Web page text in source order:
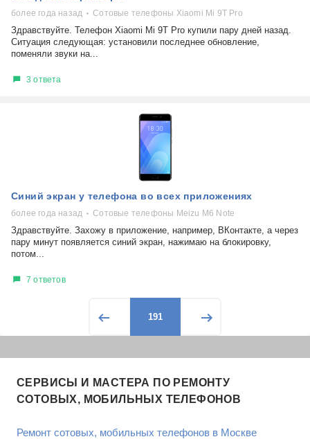
более года назад Сотовые телефоны Xiaomi Mi 9T Pro
Здравствуйте. Телефон Xiaomi Mi 9T Pro купили пару дней назад.
Ситуация следующая: установили последнее обновление,
поменяли звуки на...
3 ответа
Синий экран у телефона во всех приложениях
более года назад Сотовые телефоны Meizu M6 Note
Здравствуйте. Захожу в приложение, например, ВКонтакте, а через
пару минут появляется синий экран, нажимаю на блокировку,
потом...
7 ответов
191
СЕРВИСЫ И МАСТЕРА ПО РЕМОНТУ
СОТОВЫХ, МОБИЛЬНЫХ ТЕЛЕФОНОВ
Ремонт сотовых, мобильных телефонов в Москве